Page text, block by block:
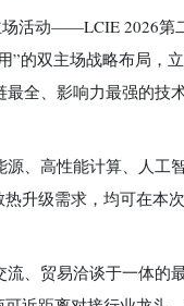
活动——LCIE 2026第
的双主场战略布局，
全、影响力最强的技
、高性能计算、人工
升级需求，均可在本
、贸易洽谈于一体的